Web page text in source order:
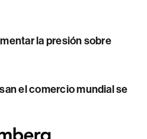
la presión sobre
el comercio mundial se